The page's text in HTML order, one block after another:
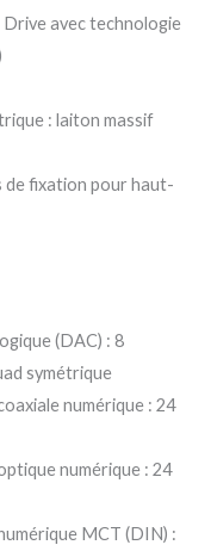
Drive avec technologie
: laiton massif
de fixation pour haut-
(DAC) : 8
symétrique
numérique : 24
numérique : 24
MCT (DIN) :